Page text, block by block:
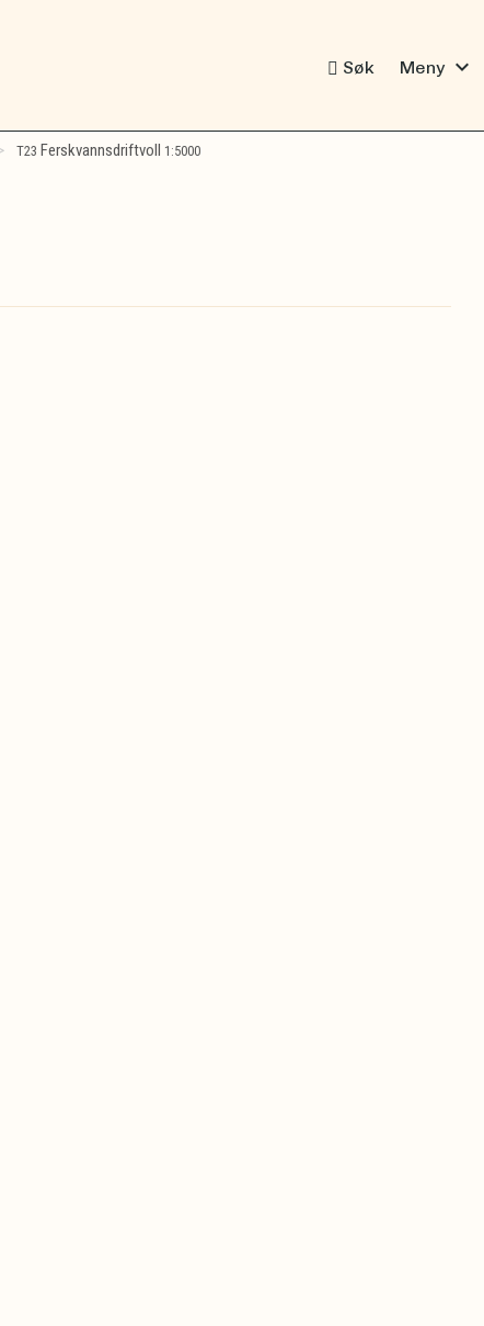
Søk Meny expand_more
T23 Ferskvannsdriftvoll 1:5000